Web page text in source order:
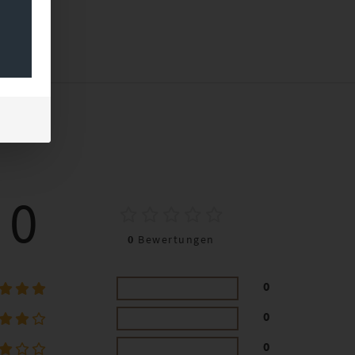
0 0 Bewertungen
0
0
0